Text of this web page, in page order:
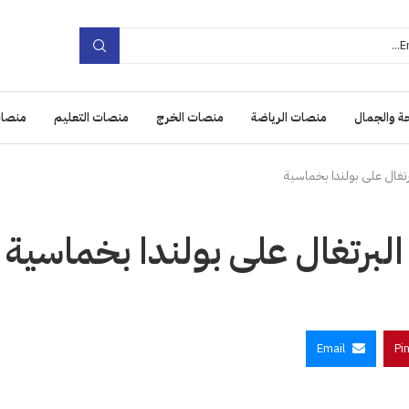
والجمال منصات الرياضة منصات الخرج منصات التعليم
على بولندا بخماسية
على بولندا بخماسية
Email